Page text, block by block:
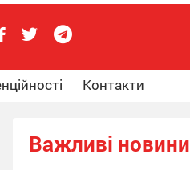
Контакти
Важливі новини